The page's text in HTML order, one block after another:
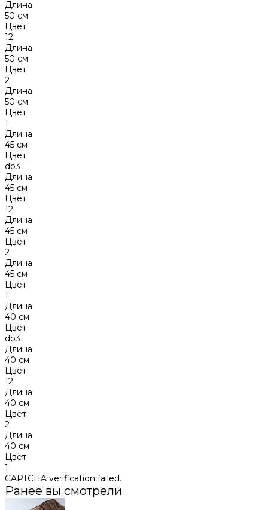
Длина
50 см
Цвет
12
Длина
50 см
Цвет
2
Длина
50 см
Цвет
1
Длина
45 см
Цвет
db3
Длина
45 см
Цвет
12
Длина
45 см
Цвет
2
Длина
45 см
Цвет
1
Длина
40 см
Цвет
db3
Длина
40 см
Цвет
12
Длина
40 см
Цвет
2
Длина
40 см
Цвет
1
CAPTCHA verification failed.
Ранее вы смотрели